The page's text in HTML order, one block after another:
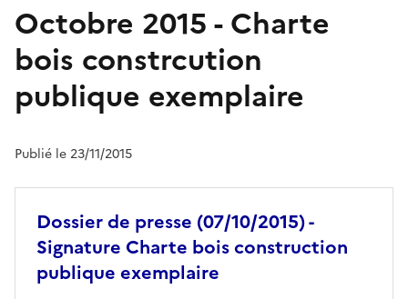
Octobre 2015 - Charte
bois constrcution
publique exemplaire
Publié le 23/11/2015
Dossier de presse (07/10/2015) -
Signature Charte bois construction
publique exemplaire